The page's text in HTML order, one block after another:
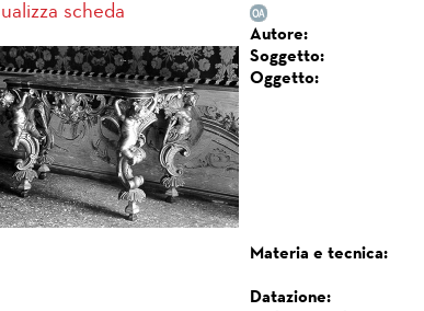
scheda
Autore:
Soggetto:
Oggetto:
Materia e tecnica:
Datazione: